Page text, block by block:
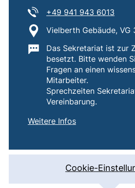
Tel:
+49 941 943 6013
Standort:
Vielberth Gebäude, VG
Wichtige Informationen:
Das Sekretariat ist zur
besetzt. Bitte wenden
Fragen an einen
Mitarbeiter.
Sprechzeiten
Vereinbarung.
Weitere Infosvon
(externer Link,
Cookie-